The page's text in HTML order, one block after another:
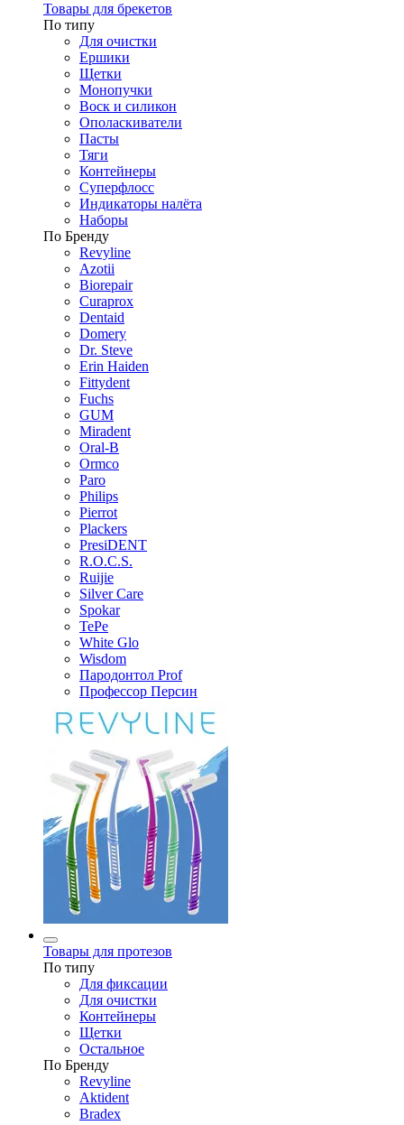
Товары для брекетов
По типу
Для очистки
Ершики
Щетки
Монопучки
Воск и силикон
Ополаскиватели
Пасты
Тяги
Контейнеры
Суперфлосс
Индикаторы налёта
Наборы
По Бренду
Revyline
Azotii
Biorepair
Curaprox
Dentaid
Domery
Dr. Steve
Erin Haiden
Fittydent
Fuchs
GUM
Miradent
Oral-B
Ormco
Paro
Philips
Pierrot
Plackers
PresiDENT
R.O.C.S.
Ruijie
Silver Care
Spokar
TePe
White Glo
Wisdom
Пародонтол Prof
Профессор Персин
Товары для протезов
По типу
Для фиксации
Для очистки
Контейнеры
Щетки
Остальное
По Бренду
Revyline
Aktident
Bradex